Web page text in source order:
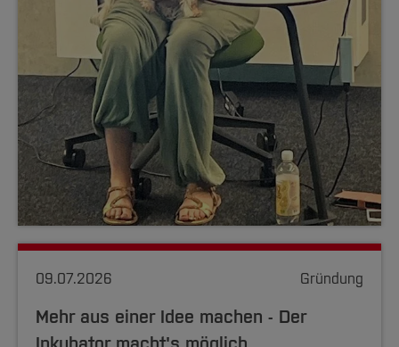
09.07.2026 Gründung
Mehr aus einer Idee machen - Der